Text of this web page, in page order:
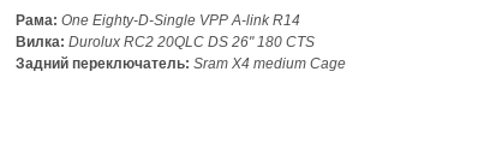
Рама: One Eighty-D-Single VPP A-link R14
Вилка: Durolux RC2 20QLC DS 26" 180 CTS
Задний переключатель: Sram X4 medium Cage